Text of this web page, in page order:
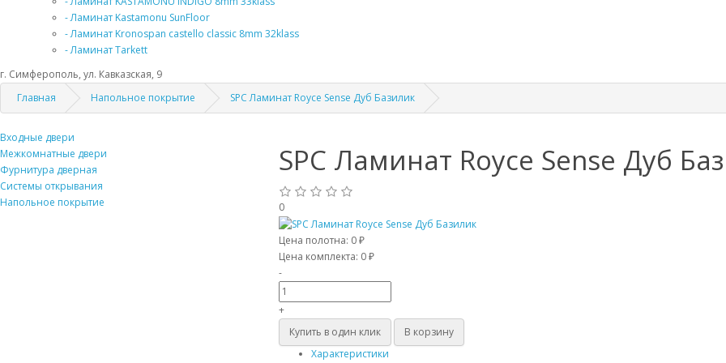
- Ламинат Kastamonu SunFloor
- Ламинат Kronospan castello classic 8mm 32klass
- Ламинат Tarkett
г. Симферополь, ул. Кавказская, 9
Главная
Напольное покрытие SPC Ламинат Royce Sense Дуб Базилик
Входные двери
Межкомнатные двери
Фурнитура дверная
Системы открывания
Напольное покрытие
SPC Ламинат Royce Sense Дуб
0
Цена полотна: 0 ₽
Цена комплекта: 0 ₽
-
+
Купить в один клик
В корзину
Характеристики